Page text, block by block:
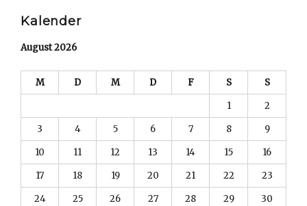
Kalender
August 2026
M D M D F S
S
1
2
3
4 5 6 7 8
9
10
11 12 13 14 15
16
17
18 19 20 21 22
23
24
25 26 27 28 29
30